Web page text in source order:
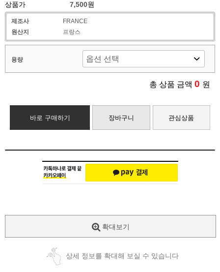
상품가 7,500원
제조사
FRANCE
원산지
프랑스
용량
총 상품 금액 0 원
바로 구매하기 장바구니 관심상품
확대보기
상세 정보를 확대해 보실 수 있습니다